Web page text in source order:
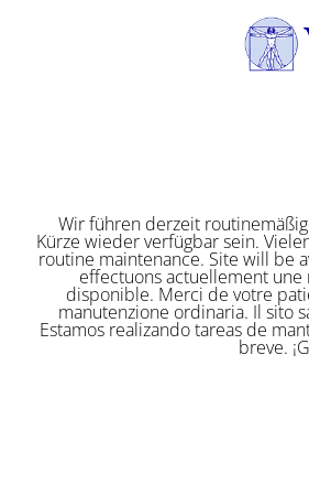
Wir führen derzeit
Kürze wieder verfügbar sein.
routine maintenance. Site will be
effectuons actuellement
disponible. Merci de votre
manutenzione ordinaria. Il sito
Estamos realizando tareas de
breve.